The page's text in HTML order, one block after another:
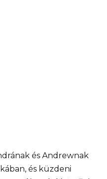
és Andrewnak
és küzdeni